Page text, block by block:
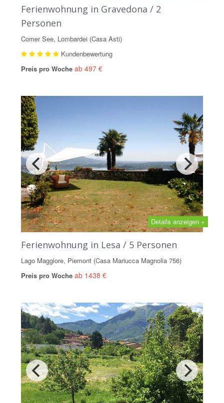
Ferienwohnung in Gravedona / 2
Personen
Comer See, Lombardei (Casa Asti)
Kundenbewertung
Preis pro Woche ab 497 €
Details anzeigen +
Ferienwohnung in Lesa / 5 Personen
Lago Maggiore, Piemont (Casa Mariucca Magnolia 756)
Preis pro Woche ab 1438 €